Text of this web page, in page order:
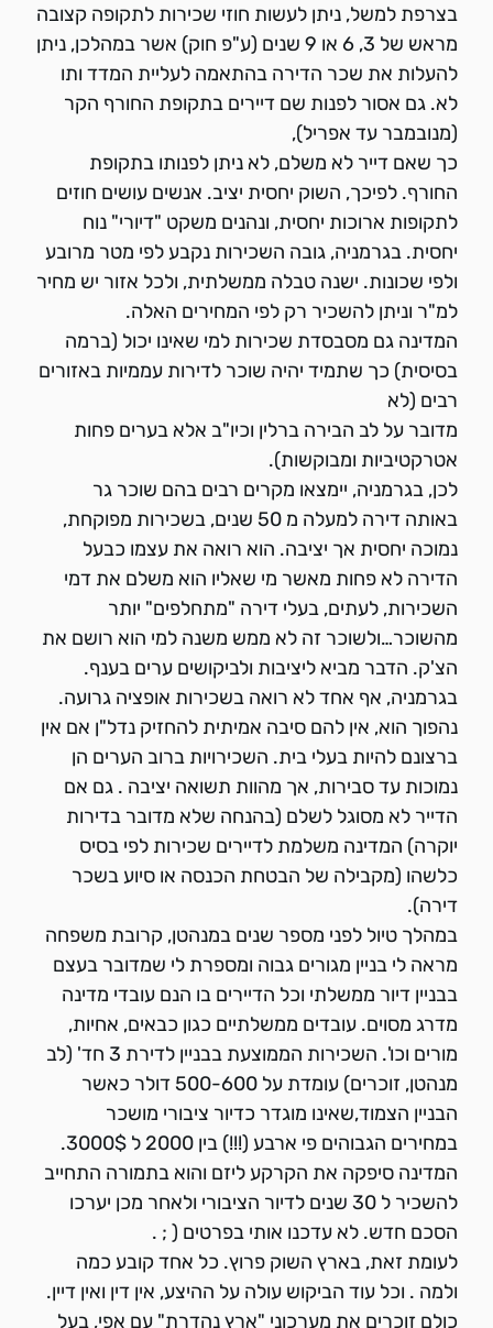
בצרפת למשל, ניתן לעשות חוזי שכירות לתקופה קצובה
מראש של 3, 6 או 9 שנים (ע"פ חוק) אשר במהלכן, ניתן
להעלות את שכר הדירה בהתאמה לעליית המדד ותו
לא. גם אסור לפנות שם דיירים בתקופת החורף הקר
(מנובמבר עד אפריל),
כך שאם דייר לא משלם, לא ניתן לפנותו בתקופת
החורף. לפיכך, השוק יחסית יציב. אנשים עושים חוזים
לתקופות ארוכות יחסית, ונהנים משקט "דיורי" נוח
יחסית. בגרמניה, גובה השכירות נקבע לפי מטר מרובע
ולפי שכונות. ישנה טבלה ממשלתית, ולכל אזור יש מחיר
למ"ר וניתן להשכיר רק לפי המחירים האלה.
המדינה גם מסבסדת שכירות למי שאינו יכול (ברמה
בסיסית) כך שתמיד יהיה שוכר לדירות עממיות באזורים
רבים (לא
מדובר על לב הבירה ברלין וכיו"ב אלא בערים פחות
אטרקטיביות ומבוקשות).
לכן, בגרמניה, יימצאו מקרים רבים בהם שוכר גר
באותה דירה למעלה מ 50 שנים, בשכירות מפוקחת,
נמוכה יחסית אך יציבה. הוא רואה את עצמו כבעל
הדירה לא פחות מאשר מי שאליו הוא משלם את דמי
השכירות, לעתים, בעלי דירה "מתחלפים" יותר
מהשוכר…ולשוכר זה לא ממש משנה למי הוא רושם את
הצ'ק. הדבר מביא ליציבות ולביקושים ערים בענף.
בגרמניה, אף אחד לא רואה בשכירות אופציה גרועה.
נהפוך הוא, אין להם סיבה אמיתית להחזיק נדל"ן אם אין
ברצונם להיות בעלי בית. השכירויות ברוב הערים הן
נמוכות עד סבירות, אך מהוות תשואה יציבה . גם אם
הדייר לא מסוגל לשלם (בהנחה שלא מדובר בדירות
יוקרה) המדינה משלמת לדיירים שכירות לפי בסיס
כלשהו (מקבילה של הבטחת הכנסה או סיוע בשכר
דירה).
במהלך טיול לפני מספר שנים במנהטן, קרובת משפחה
מראה לי בניין מגורים גבוה ומספרת לי שמדובר בעצם
בבניין דיור ממשלתי וכל הדיירים בו הנם עובדי מדינה
מדרג מסוים. עובדים ממשלתיים כגון כבאים, אחיות,
מורים וכו'. השכירות הממוצעת בבניין לדירת 3 חד' (לב
מנהטן, זוכרים) עומדת על 500-600 דולר כאשר
הבניין הצמוד,שאינו מוגדר כדיור ציבורי מושכר
במחירים הגבוהים פי ארבע (!!!) בין 2000 ל 3000$.
המדינה סיפקה את הקרקע ליזם והוא בתמורה התחייב
להשכיר ל 30 שנים לדיור הציבורי ולאחר מכן יערכו
הסכם חדש. לא עדכנו אותי בפרטים ( ; .
לעומת זאת, בארץ השוק פרוץ. כל אחד קובע כמה
ולמה . וכל עוד הביקוש עולה על ההיצע, אין דין ואין דיין.
כולם זוכרים את מערכוני "ארץ נהדרת" עם אפי, בעל